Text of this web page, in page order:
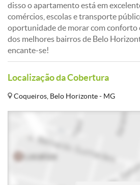
disso o apartamento está em
comércios, escolas e transporte
oportunidade de morar com conforto
dos melhores bairros de Belo
encante-se!
Localização da Cobertura
Coqueiros, Belo Horizonte - MG